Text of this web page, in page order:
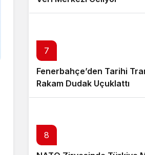
7
Fenerbahçe’den Tarihi
Rakam Dudak Uçuklattı
8